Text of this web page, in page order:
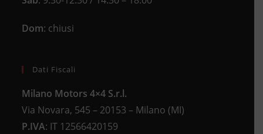
Dom: chiusi
Dati Fiscali
Milano Motors 4×4 S.r.l.
Via Novara, 545 – 20153 – Milano (MI)
P.IVA: IT 12566420159